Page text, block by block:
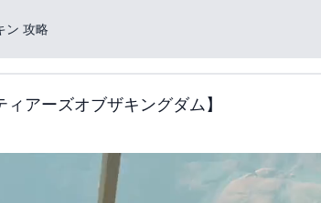
ン 攻略
アーズオブザキングダム】